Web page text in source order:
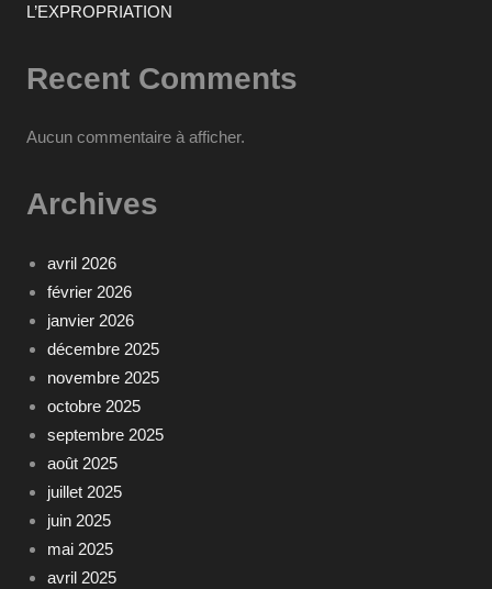
L’EXPROPRIATION
Recent Comments
Aucun commentaire à afficher.
Archives
avril 2026
février 2026
janvier 2026
décembre 2025
novembre 2025
octobre 2025
septembre 2025
août 2025
juillet 2025
juin 2025
mai 2025
avril 2025